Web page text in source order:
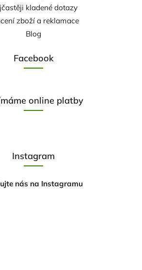
kladené dotazy
zboží a reklamace
Blog
Facebook
online platby
Instagram
nás na Instagramu